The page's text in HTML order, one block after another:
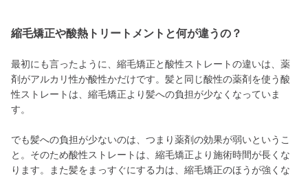
縮毛矯正や酸熱トリートメントと何が違うの？
最初にも言ったように、縮毛矯正と酸性ストレートの違いは、薬
剤がアルカリ性か酸性かだけです。髪と同じ酸性の薬剤を使う酸
性ストレートは、縮毛矯正より髪への負担が少なくなっていま
す。
でも髪への負担が少ないのは、つまり薬剤の効果が弱いというこ
と。そのため酸性ストレートは、縮毛矯正より施術時間が長くな
ります。また髪をまっすぐにする力は、縮毛矯正のほうが強くな